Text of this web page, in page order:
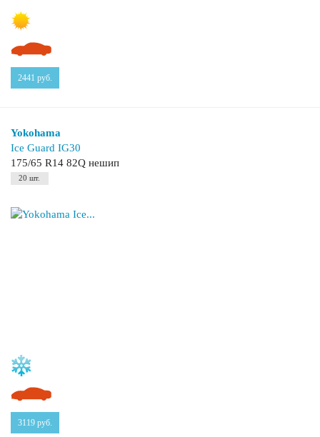
2441 руб.
Yokohama
Ice Guard IG30
175/65 R14 82Q нешип
20 шт.
3119 руб.